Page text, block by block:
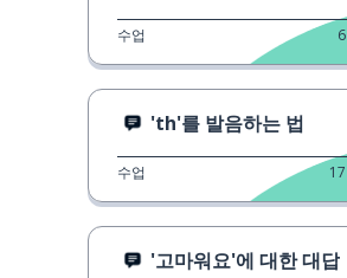
수업 6
'th'를 발음하는 법
수업 17
'고마워요'에 대한 대답